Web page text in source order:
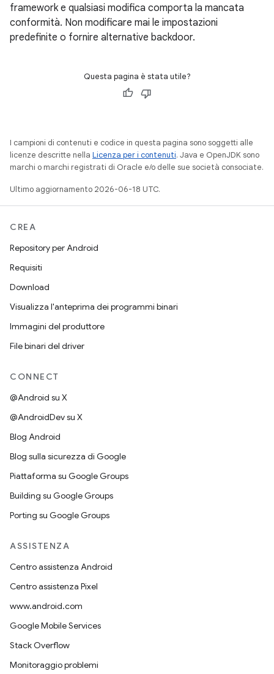
framework e qualsiasi modifica comporta la mancata
conformità. Non modificare mai le impostazioni
predefinite o fornire alternative backdoor.
Questa pagina è stata utile?
I campioni di contenuti e codice in questa pagina sono soggetti alle
licenze descritte nella Licenza per i contenuti. Java e OpenJDK sono
marchi o marchi registrati di Oracle e/o delle sue società consociate.
Ultimo aggiornamento 2026-06-18 UTC.
CREA
Repository per Android
Requisiti
Download
Visualizza l'anteprima dei programmi binari
Immagini del produttore
File binari del driver
CONNECT
@Android su X
@AndroidDev su X
Blog Android
Blog sulla sicurezza di Google
Piattaforma su Google Groups
Building su Google Groups
Porting su Google Groups
ASSISTENZA
Centro assistenza Android
Centro assistenza Pixel
www.android.com
Google Mobile Services
Stack Overflow
Monitoraggio problemi